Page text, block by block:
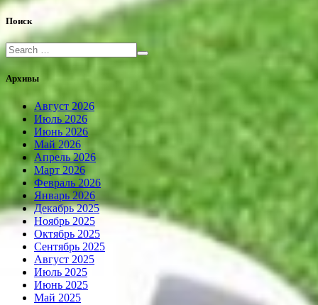
Поиск
Архивы
Август 2026
Июль 2026
Июнь 2026
Май 2026
Апрель 2026
Март 2026
Февраль 2026
Январь 2026
Декабрь 2025
Ноябрь 2025
Октябрь 2025
Сентябрь 2025
Август 2025
Июль 2025
Июнь 2025
Май 2025